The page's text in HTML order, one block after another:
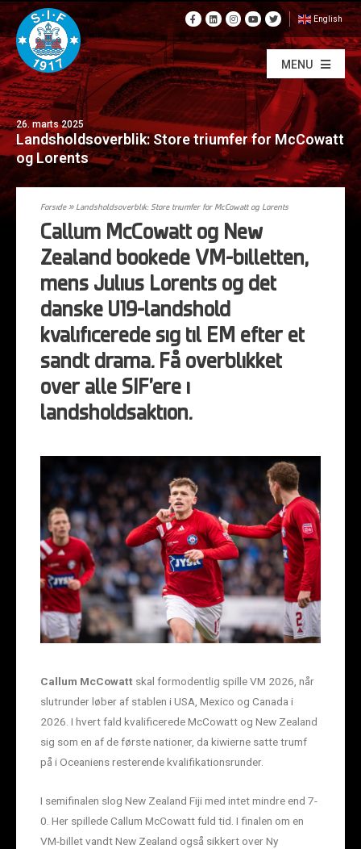
English
MENU
26. marts 2025
Landsholdsoverblik: Store triumfer for McCowatt
og Lorents
Forside» Landsholdsoverblik: Store triumfer for McCowatt og Lorents
Callum McCowatt og New
Zealand bookede VM-billetten,
mens Julius Lorents og det
danske U19-landshold
kvalificerede sig til EM efter et
sandt drama. Få overblikket
over alle SIF’ere i
landsholdsaktion.
Callum McCowatt skal formodentlig spille VM 2026, når
slutrunder løber af stablen i USA, Mexico og Canada i
2026. I hvert fald kvalificerede McCowatt og New Zealand
sig som en af de første nationer, da kiwierne satte trumf
på i Oceaniens resterende kvalifikationsrunder.
I semifinalen slog New Zealand Fiji med intet mindre end 7-
0. Her spillede Callum McCowatt fuld tid. I finalen om en
VM-billet vandt New Zealand også sikkert over Ny